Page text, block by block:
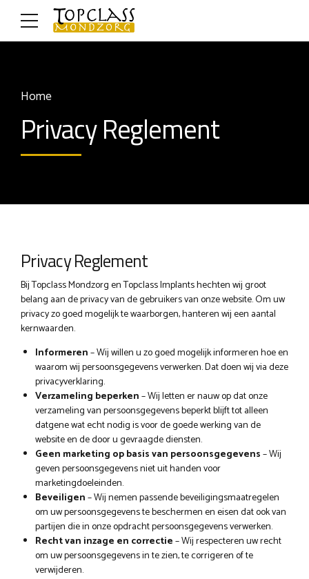
Home
Privacy Reglement
Privacy Reglement
Bij Topclass Mondzorg en Topclass Implants hechten wij groot
belang aan de privacy van de gebruikers van onze website. Om uw
privacy zo goed mogelijk te waarborgen, hanteren wij een aantal
kernwaarden.
Informeren– Wij willen u zo goed mogelijk informeren hoe en
waarom wij persoonsgegevens verwerken. Dat doen wij via deze
privacyverklaring.
Verzameling beperken– Wij letten er nauw op dat onze
verzameling van persoonsgegevens beperkt blijft tot alleen
datgene wat echt nodig is voor de goede werking van de
website en de door u gevraagde diensten.
Geen marketing op basis van persoonsgegevens– Wij
geven persoonsgegevens niet uit handen voor
marketingdoeleinden.
Beveiligen– Wij nemen passende beveiligingsmaatregelen
om uw persoonsgegevens te beschermen en eisen dat ook van
partijen die in onze opdracht persoonsgegevens verwerken.
Recht van inzage en correctie– Wij respecteren uw recht
om uw persoonsgegevens in te zien, te corrigeren of te
verwijderen.